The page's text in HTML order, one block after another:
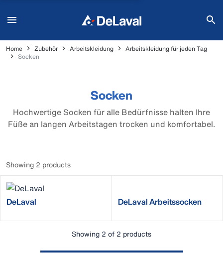
Home Zubehör Arbeitskleidung
Arbeitskleidung für jeden Tag
Socken
Socken
Hochwertige Socken für alle Bedürfnisse halten Ihre
Füße an langen Arbeitstagen trocken und komfortabel.
Showing 2 products
DeLaval DeLaval Arbeitssocken
Showing 2 of 2 products